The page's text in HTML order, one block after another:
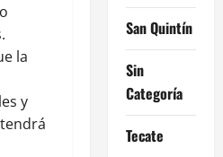
la
y
San Quintín
Sin
Categoría
Tecate